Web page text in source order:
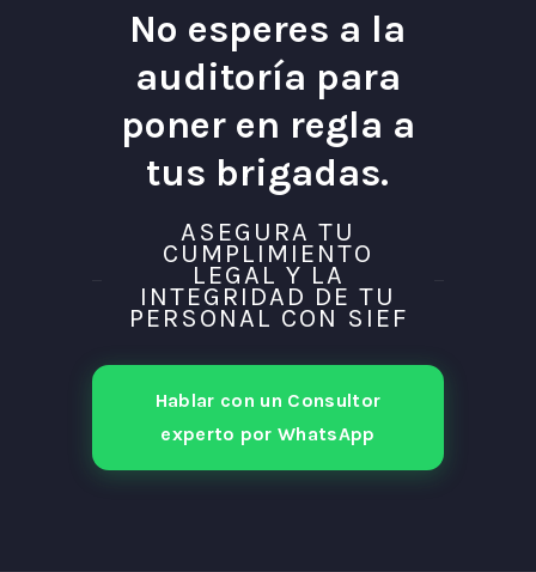
No esperes a la
auditoría para
poner en regla a
tus brigadas.
ASEGURA TU
CUMPLIMIENTO
LEGAL Y LA
INTEGRIDAD DE TU
PERSONAL CON SIEF
Hablar con un Consultor
experto por WhatsApp